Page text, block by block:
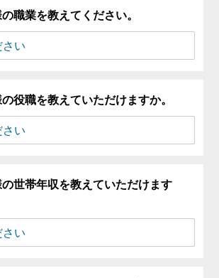
職業を教えてください。
役職を教えていただけますか。
世帯年収を教えていただけます